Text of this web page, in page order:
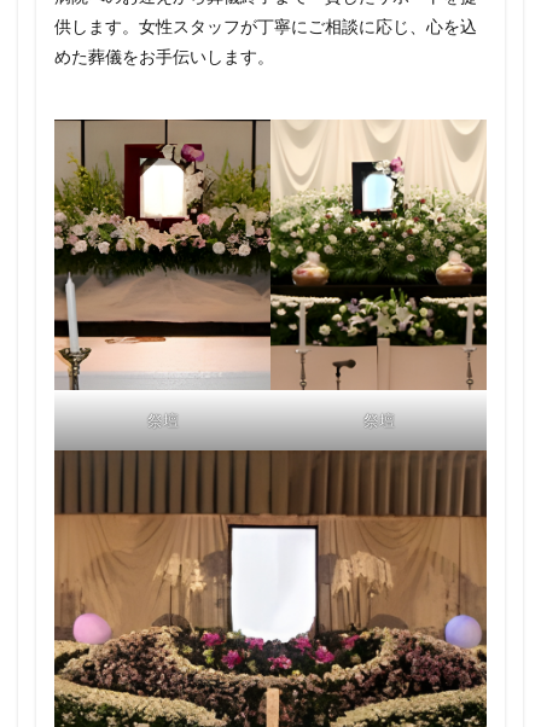
供します。女性スタッフが丁寧にご相談に応じ、心を込
めた葬儀をお手伝いします。
祭壇 祭壇